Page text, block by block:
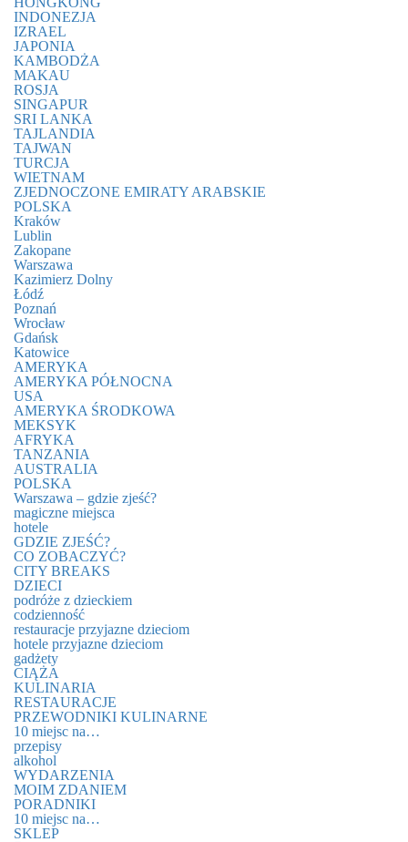
INDONEZJA
IZRAEL
JAPONIA
KAMBODŻA
MAKAU
ROSJA
SINGAPUR
SRI LANKA
TAJLANDIA
TAJWAN
TURCJA
WIETNAM
ZJEDNOCZONE EMIRATY ARABSKIE
POLSKA
Kraków
Lublin
Zakopane
Warszawa
Kazimierz Dolny
Łódź
Poznań
Wrocław
Gdańsk
Katowice
AMERYKA
AMERYKA PÓŁNOCNA
USA
AMERYKA ŚRODKOWA
MEKSYK
AFRYKA
TANZANIA
AUSTRALIA
POLSKA
Warszawa – gdzie zjeść?
magiczne miejsca
hotele
GDZIE ZJEŚĆ?
CO ZOBACZYĆ?
CITY BREAKS
DZIECI
podróże z dzieckiem
codzienność
restauracje przyjazne dzieciom
hotele przyjazne dzieciom
gadżety
CIĄŻA
KULINARIA
RESTAURACJE
PRZEWODNIKI KULINARNE
10 miejsc na…
przepisy
alkohol
WYDARZENIA
MOIM ZDANIEM
PORADNIKI
10 miejsc na…
SKLEP